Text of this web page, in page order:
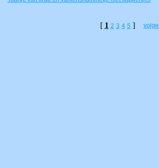
[ 1 2 3 4 5 ]